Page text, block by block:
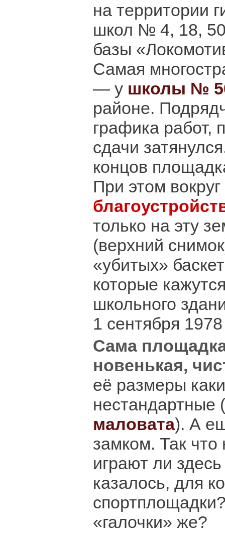
на территории
школ № 4, 18,
базы
Самая
— у школы №
районе.
графика работ,
сдачи
концов
При этом
только на эту
(верхний
«убитых»
которые
школьного
1 сентября 1978
Сама
новенькая,
её размеры
нестандартные
маловата). А
замком. Так что
играют ли
казалось, для
«галочки» же?